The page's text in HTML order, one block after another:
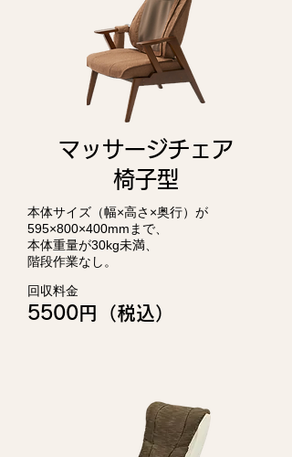
マッサージチェア
椅子型
本体サイズ（幅×高さ×奥行）が
595×800×400mmまで、
本体重量が30kg未満、
階段作業なし。
回収料金
5500円（税込）